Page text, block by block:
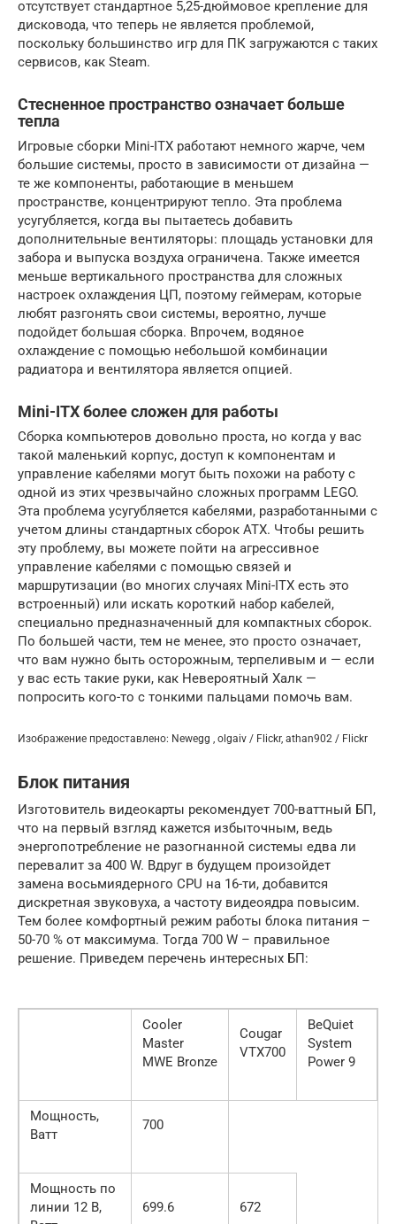
отсутствует стандартное 5,25-дюймовое крепление для
дисковода, что теперь не является проблемой,
поскольку большинство игр для ПК загружаются с таких
сервисов, как Steam.
Стесненное пространство означает больше
тепла
Игровые сборки Mini-ITX работают немного жарче, чем
большие системы, просто в зависимости от дизайна —
те же компоненты, работающие в меньшем
пространстве, концентрируют тепло. Эта проблема
усугубляется, когда вы пытаетесь добавить
дополнительные вентиляторы: площадь установки для
забора и выпуска воздуха ограничена. Также имеется
меньше вертикального пространства для сложных
настроек охлаждения ЦП, поэтому геймерам, которые
любят разгонять свои системы, вероятно, лучше
подойдет большая сборка. Впрочем, водяное
охлаждение с помощью небольшой комбинации
радиатора и вентилятора является опцией.
Mini-ITX более сложен для работы
Сборка компьютеров довольно проста, но когда у вас
такой маленький корпус, доступ к компонентам и
управление кабелями могут быть похожи на работу с
одной из этих чрезвычайно сложных программ LEGO.
Эта проблема усугубляется кабелями, разработанными с
учетом длины стандартных сборок ATX. Чтобы решить
эту проблему, вы можете пойти на агрессивное
управление кабелями с помощью связей и
маршрутизации (во многих случаях Mini-ITX есть это
встроенный) или искать короткий набор кабелей,
специально предназначенный для компактных сборок.
По большей части, тем не менее, это просто означает,
что вам нужно быть осторожным, терпеливым и — если
у вас есть такие руки, как Невероятный Халк —
попросить кого-то с тонкими пальцами помочь вам.
Изображение предоставлено: Newegg , olgaiv / Flickr, athan902 / Flickr
Блок питания
Изготовитель видеокарты рекомендует 700-ваттный БП,
что на первый взгляд кажется избыточным, ведь
энергопотребление не разогнанной системы едва ли
перевалит за 400 W. Вдруг в будущем произойдет
замена восьмиядерного CPU на 16-ти, добавится
дискретная звуковуха, а частоту видеоядра повысим.
Тем более комфортный режим работы блока питания –
50-70 % от максимума. Тогда 700 W – правильное
решение. Приведем перечень интересных БП:
Cooler
Master
MWE Bronze
Cougar
VTX700
BeQuiet
System
Power 9
Мощность,
Ватт
700
Мощность по
линии 12 В,
699.6 672